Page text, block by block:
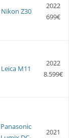
Nikon Z30
2022
699€
Leica M11
2022
8.599€
Panasonic
2021